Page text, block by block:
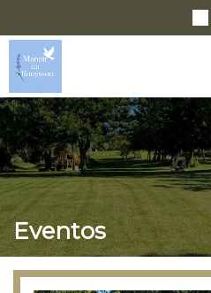
Eventos